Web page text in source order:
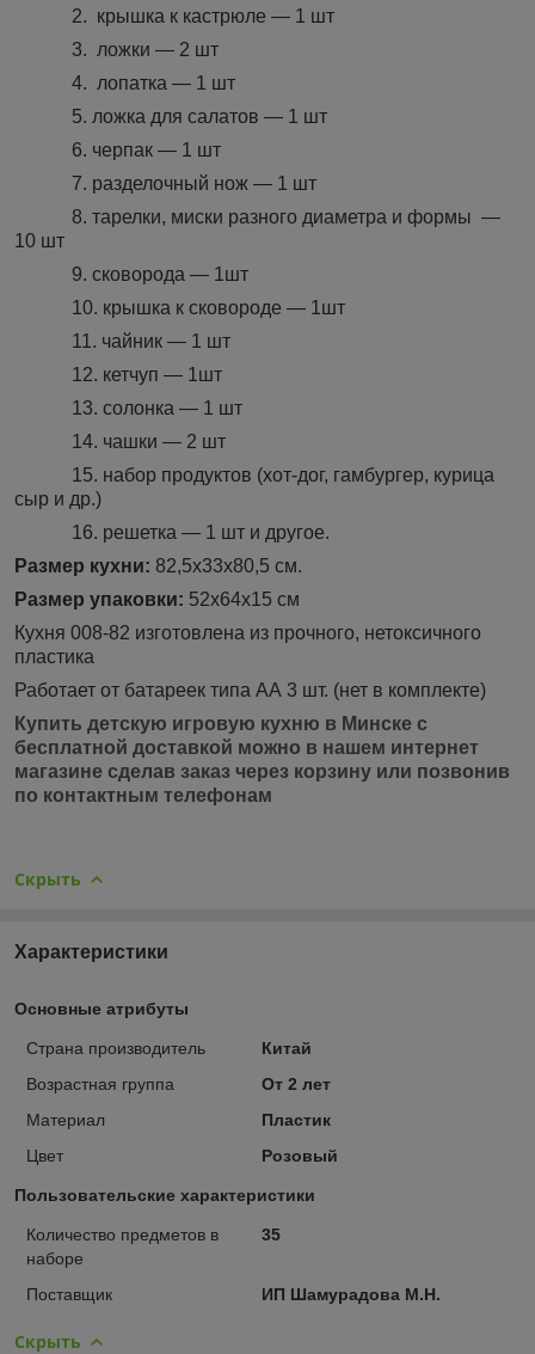
2. крышка к кастрюле ― 1 шт
3. ложки ― 2 шт
4. лопатка ― 1 шт
5. ложка для салатов ― 1 шт
6. черпак ― 1 шт
7. разделочный нож ― 1 шт
8. тарелки, миски разного диаметра и формы ―
10 шт
9. сковорода ― 1шт
10. крышка к сковороде ― 1шт
11. чайник ― 1 шт
12. кетчуп ― 1шт
13. солонка ― 1 шт
14. чашки ― 2 шт
15. набор продуктов (хот-дог, гамбургер, курица
сыр и др.)
16. решетка ― 1 шт и другое.
Размер кухни: 82,5х33х80,5 см.
Размер упаковки: 52х64х15 см
Кухня 008-82 изготовлена из прочного, нетоксичного
пластика
Работает от батареек типа АА 3 шт. (нет в комплекте)
Купить детскую игровую кухню в Минске с
бесплатной доставкой можно в нашем интернет
магазине сделав заказ через корзину или позвонив
по контактным телефонам
Скрыть
Характеристики
Основные атрибуты
Страна производитель
Китай
Возрастная группа
От 2 лет
Материал
Пластик
Цвет
Розовый
Пользовательские характеристики
Количество предметов в
наборе
35
Поставщик ИП Шамурадова М.Н.
Скрыть